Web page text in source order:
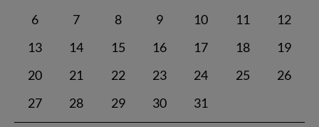
6
7 8 9 10 11
12
13
14 15 16 17 18
19
20
21 22 23 24 25
26
27
28 29 30 31